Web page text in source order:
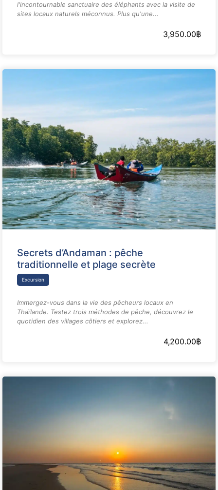
l'incontournable sanctuaire des éléphants avec la visite de
sites locaux naturels méconnus. Plus qu'une...
3,950.00฿
Secrets d’Andaman : pêche
traditionnelle et plage secrète
Excursion
Immergez-vous dans la vie des pêcheurs locaux en
Thaïlande. Testez trois méthodes de pêche, découvrez le
quotidien des villages côtiers et explorez...
4,200.00฿